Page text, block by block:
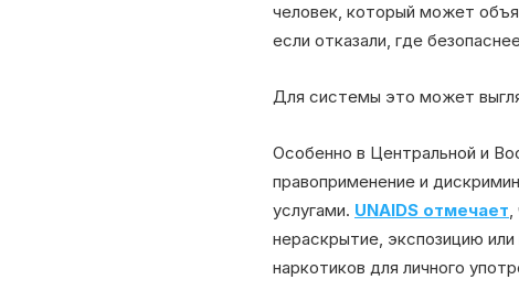
человек, который может
если отказали, где
Для системы это может
Особенно в Центральной и
правоприменение и
услугами. UNAIDS отмечает,
нераскрытие, экспозицию
наркотиков для личного